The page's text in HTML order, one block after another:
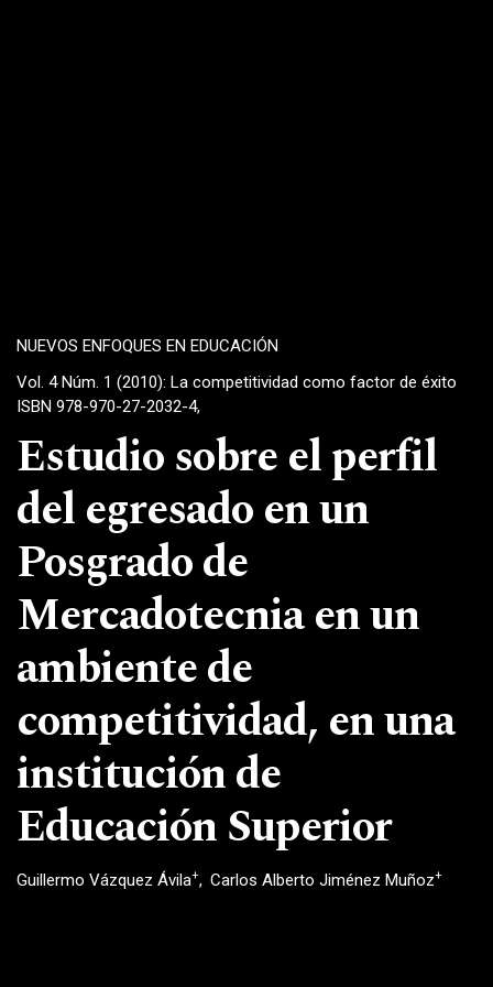
NUEVOS ENFOQUES EN EDUCACIÓN
Vol. 4 Núm. 1 (2010): La competitividad como factor de éxito
ISBN 978-970-27-2032-4,
Estudio sobre el perfil
del egresado en un
Posgrado de
Mercadotecnia en un
ambiente de
competitividad, en una
institución de
Educación Superior
Guillermo Vázquez Ávila+ Carlos Alberto Jiménez Muñoz+